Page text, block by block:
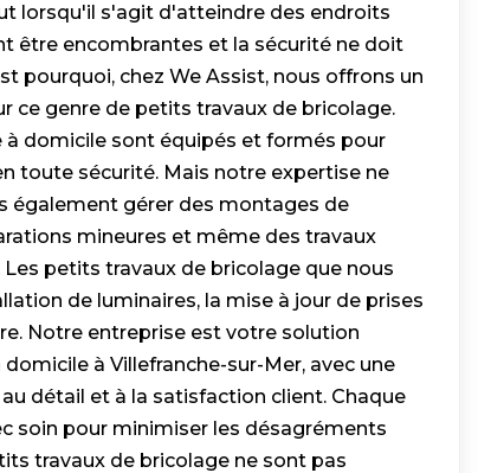
lorsqu'il s'agit d'atteindre des endroits
être encombrantes et la sécurité ne doit
pourquoi, chez We Assist, nous offrons un
ce genre de petits travaux de bricolage.
à domicile sont équipés et formés pour
toute sécurité. Mais notre expertise ne
également gérer des montages de
mineures et même des travaux
petits travaux de bricolage que nous
de luminaires, la mise à jour de prises
Notre entreprise est votre solution
à Villefranche-sur-Mer, avec une
détail et à la satisfaction client. Chaque
soin pour minimiser les désagréments
travaux de bricolage ne sont pas